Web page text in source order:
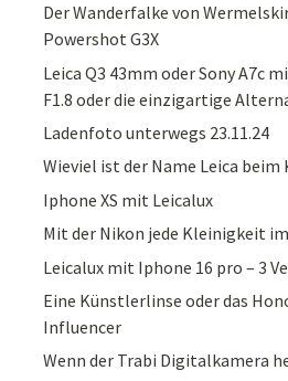
Der Wanderfalke von
Powershot G3X
Leica Q3 43mm oder Sony A7c
F1.8 oder die einzigartige
Ladenfoto unterwegs 23.11.24
Wieviel ist der Name Leica
Iphone XS mit Leicalux
Mit der Nikon jede Kleinigkeit
Leicalux mit Iphone 16 pro – 3
Eine Künstlerlinse oder das
Influencer
Wenn der Trabi Digitalkamera